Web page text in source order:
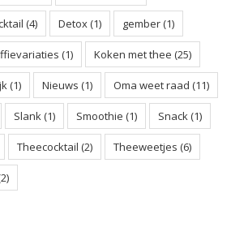
(4) Detox(1) gember(1)
(1) Koken met thee (25)
(1) Nieuws (1) Oma weet raad (11)
Slank(1) Smoothie (1) Snack(1)
Theecocktail (2) Theeweetjes (6)